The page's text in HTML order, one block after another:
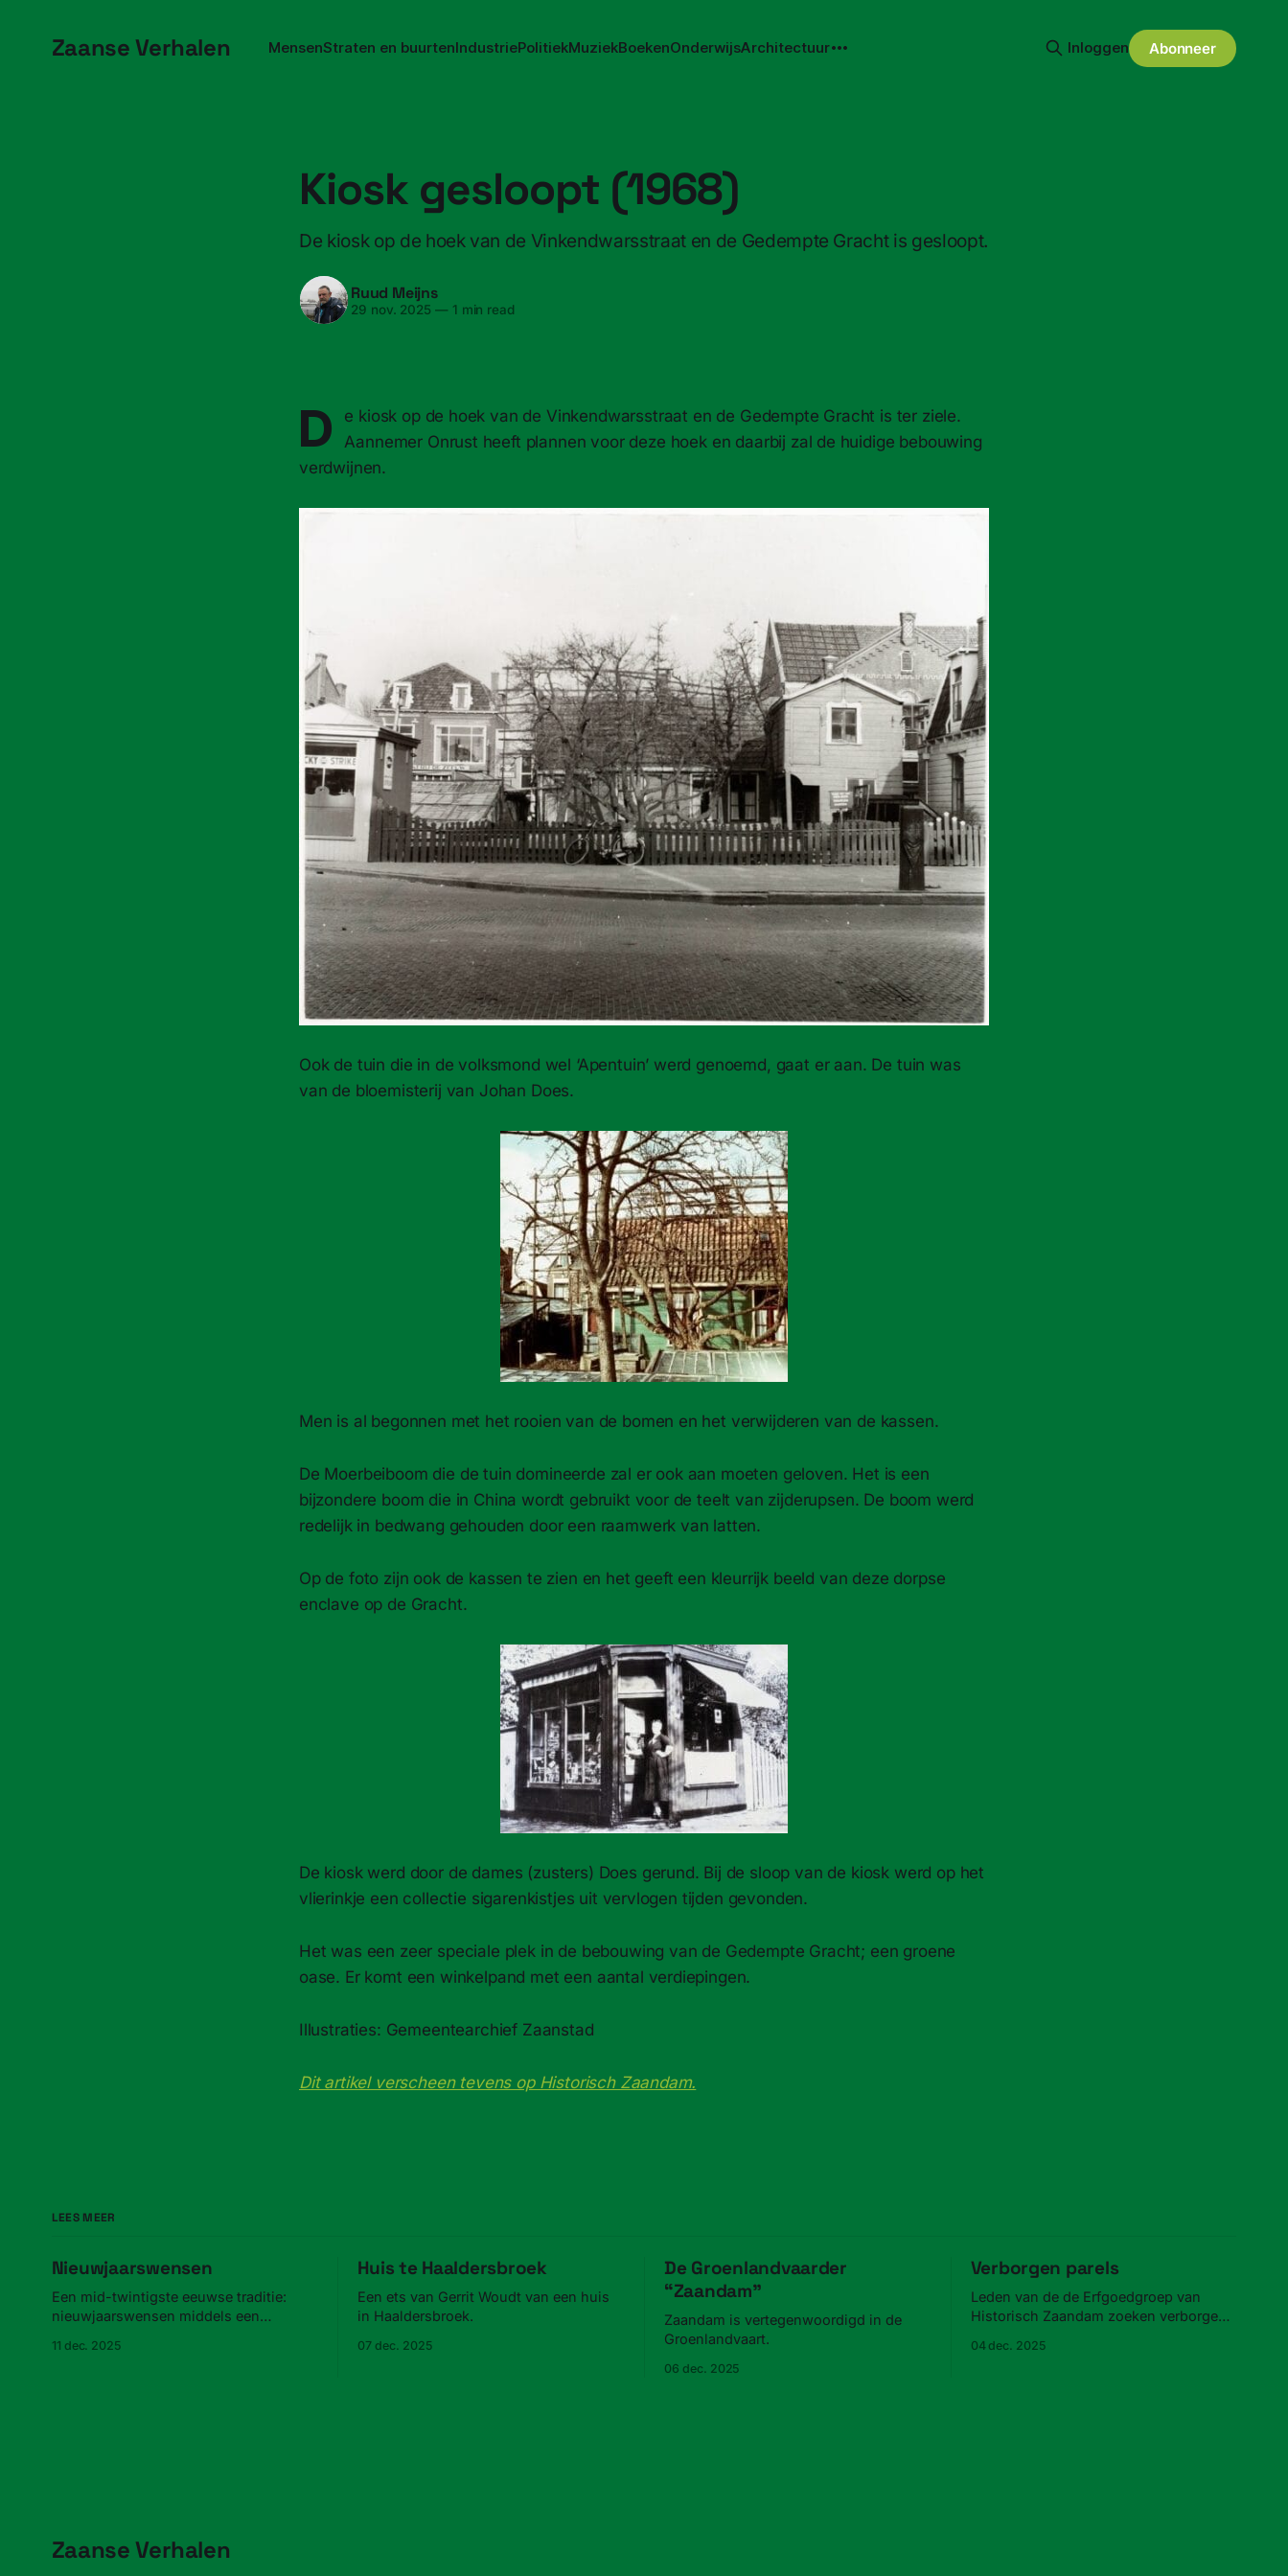
Zaanse Verhalen MensenStraten en buurtenIndustriePolitiekMuziekBoekenOnderwijsArchitectuur Inloggen Abonneer
Kiosk gesloopt (1968)
De kiosk op de hoek van de Vinkendwarsstraat en de Gedempte Gracht is gesloopt.
Ruud Meijns
29 nov. 2025 —1 min read
D
e kiosk op de hoek van de Vinkendwarsstraat en de Gedempte Gracht is ter ziele.
Aannemer Onrust heeft plannen voor deze hoek en daarbij zal de huidige bebouwing
verdwijnen.
Ook de tuin die in de volksmond wel ‘Apentuin’ werd genoemd, gaat er aan. De tuin was
van de bloemisterij van Johan Does.
Men is al begonnen met het rooien van de bomen en het verwijderen van de kassen.
De Moerbeiboom die de tuin domineerde zal er ook aan moeten geloven. Het is een
bijzondere boom die in China wordt gebruikt voor de teelt van zijderupsen. De boom werd
redelijk in bedwang gehouden door een raamwerk van latten.
Op de foto zijn ook de kassen te zien en het geeft een kleurrijk beeld van deze dorpse
enclave op de Gracht.
De kiosk werd door de dames (zusters) Does gerund. Bij de sloop van de kiosk werd op het
vlierinkje een collectie sigarenkistjes uit vervlogen tijden gevonden.
Het was een zeer speciale plek in de bebouwing van de Gedempte Gracht; een groene
oase. Er komt een winkelpand met een aantal verdiepingen.
Illustraties: Gemeentearchief Zaanstad
Dit artikel verscheen tevens op Historisch Zaandam.
LEES MEER
Nieuwjaarswensen
Een mid-twintigste eeuwse traditie:
nieuwjaarswensen middels een
11 dec. 2025
Huis te Haaldersbroek
Een ets van Gerrit Woudt van een huis
in Haaldersbroek.
07 dec. 2025
De Groenlandvaarder
“Zaandam”
Zaandam is vertegenwoordigd in de
Groenlandvaart.
06 dec. 2025
Verborgen parels
Leden van de de Erfgoedgroep van
Historisch Zaandam zoeken verborgen
04 dec. 2025
Zaanse Verhalen